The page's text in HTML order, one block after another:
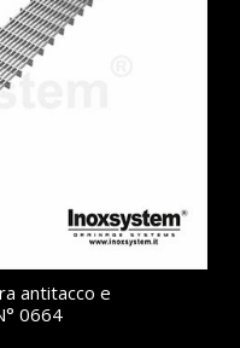
antitacco e
0664